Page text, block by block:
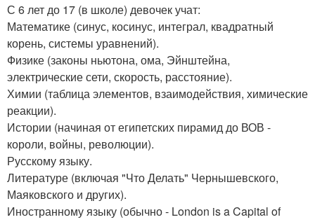
С 6 лет до 17 (в школе) девочек учат:
Математике (синус, косинус, интеграл, квадратный
корень, системы уравнений).
Физике (законы ньютона, ома, Эйнштейна,
электрические сети, скорость, расстояние).
Химии (таблица элементов, взаимодействия, химические
реакции).
Истории (начиная от египетских пирамид до ВОВ -
короли, войны, революции).
Русскому языку.
Литературе (включая "Что Делать" Чернышевского,
Маяковского и других).
Иностранному языку (обычно - London is a Capital of